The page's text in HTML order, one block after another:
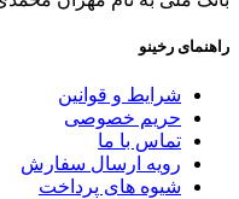
راهنمای رخینو
شرایط و قوانین
حریم خصوصی
تماس با ما
رویه ارسال سفارش
شیوه های پرداخت